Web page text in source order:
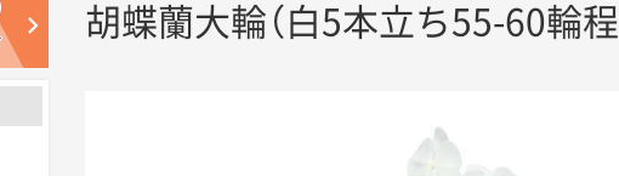
胡蝶蘭大輪（白5本立ち55-60輪